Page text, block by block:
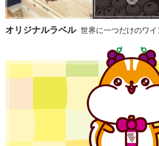
オリジナルラベル 世界に一つだけのワ